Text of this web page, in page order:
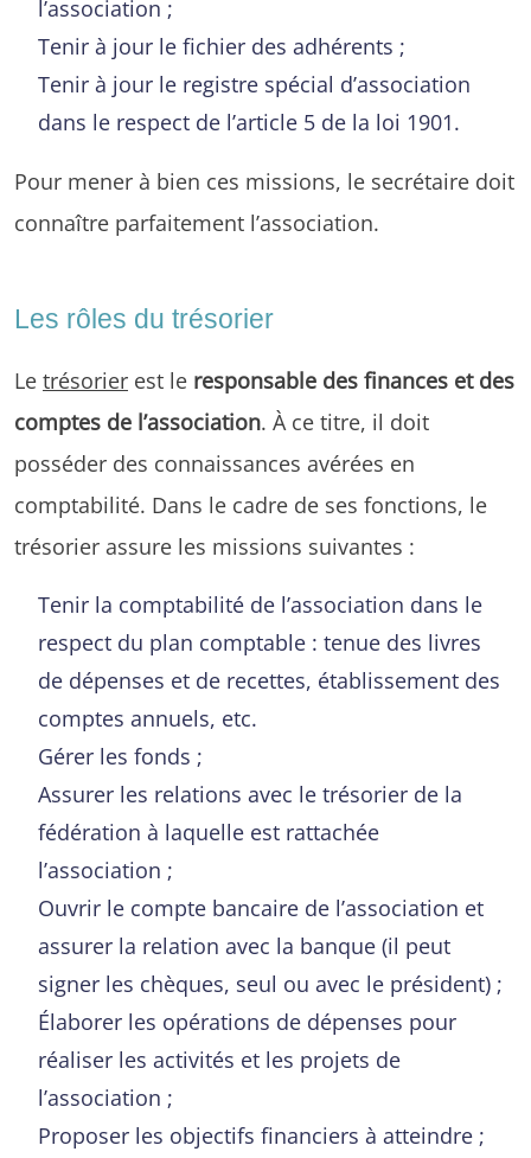
l’association ;
Tenir à jour le fichier des adhérents ;
Tenir à jour le registre spécial d’association
dans le respect de l’article 5 de la loi 1901.
Pour mener à bien ces missions, le secrétaire doit
connaître parfaitement l’association.
Les rôles du trésorier
Le trésorier est le responsable des finances et des
comptes de l’association. À ce titre, il doit
posséder des connaissances avérées en
comptabilité. Dans le cadre de ses fonctions, le
trésorier assure les missions suivantes :
Tenir la comptabilité de l’association dans le
respect du plan comptable : tenue des livres
de dépenses et de recettes, établissement des
comptes annuels, etc.
Gérer les fonds ;
Assurer les relations avec le trésorier de la
fédération à laquelle est rattachée
l’association ;
Ouvrir le compte bancaire de l’association et
assurer la relation avec la banque (il peut
signer les chèques, seul ou avec le président) ;
Élaborer les opérations de dépenses pour
réaliser les activités et les projets de
l’association ;
Proposer les objectifs financiers à atteindre ;